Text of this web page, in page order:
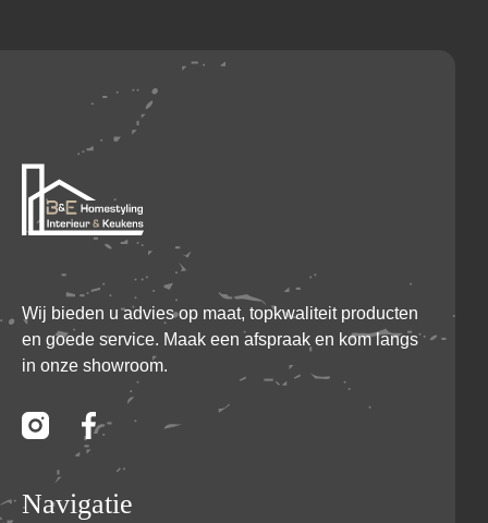
Wij bieden u advies op maat, topkwaliteit producten
en goede service. Maak een afspraak en kom langs
in onze showroom.
Navigatie